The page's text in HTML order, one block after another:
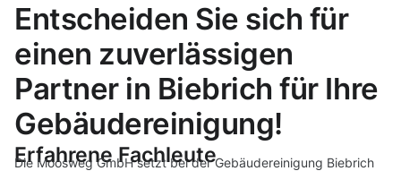
Entscheiden Sie sich für
einen zuverlässigen
Partner in Biebrich für Ihre
Gebäudereinigung!
Erfahrene Fachleute
Die Moosweg GmbH setzt bei der Gebäudereinigung Biebrich